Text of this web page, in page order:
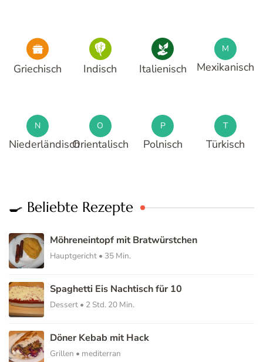
Griechisch Indisch Italienisch
M
Mexikanisch
N
Niederländisch
O
Orientalisch
P
Polnisch
T
Türkisch
🍳 Beliebte Rezepte
Möhreneintopf mit Bratwürstchen
Hauptgericht • 35 Min.
Spaghetti Eis Nachtisch für 10
Dessert • 2 Std. 20 Min.
Döner Kebab mit Hack
Grillen • mediterran